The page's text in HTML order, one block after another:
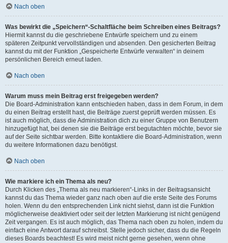
Nach oben
Was bewirkt die „Speichern“-Schaltfläche beim Schreiben eines Beitrags?
Hiermit kannst du die geschriebene Entwürfe speichern und zu einem
späteren Zeitpunkt vervollständigen und absenden. Den gesicherten Beitrag
kannst du mit der Funktion „Gespeicherte Entwürfe verwalten“ in deinem
persönlichen Bereich erneut laden.
Nach oben
Warum muss mein Beitrag erst freigegeben werden?
Die Board-Administration kann entschieden haben, dass in dem Forum, in dem
du einen Beitrag erstellt hast, die Beiträge zuerst geprüft werden müssen. Es
ist auch möglich, dass die Administration dich zu einer Gruppe von Benutzern
hinzugefügt hat, bei denen sie die Beiträge erst begutachten möchte, bevor sie
auf der Seite sichtbar werden. Bitte kontaktiere die Board-Administration, wenn
du weitere Informationen dazu benötigst.
Nach oben
Wie markiere ich ein Thema als neu?
Durch Klicken des „Thema als neu markieren“-Links in der Beitragsansicht
kannst du das Thema wieder ganz nach oben auf die erste Seite des Forums
holen. Wenn du den entsprechenden Link nicht siehst, dann ist die Funktion
möglicherweise deaktiviert oder seit der letzten Markierung ist nicht genügend
Zeit vergangen. Es ist auch möglich, das Thema nach oben zu holen, indem du
einfach eine Antwort darauf schreibst. Stelle jedoch sicher, dass du die Regeln
dieses Boards beachtest! Es wird meist nicht gerne gesehen, wenn ohne